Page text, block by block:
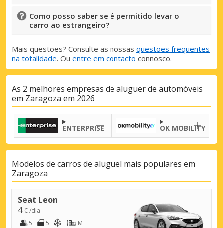
Como posso saber se é permitido levar o
carro ao estrangeiro?
Mais questões? Consulte as nossas questões frequentes
na totalidade. Ou entre em contacto connosco.
As 2 melhores empresas de aluguer de automóveis
em Zaragoza em 2026
ENTERPRISE OK MOBILITY
Modelos de carros de aluguel mais populares em
Zaragoza
Seat Leon
4€ /dia
5
5 M